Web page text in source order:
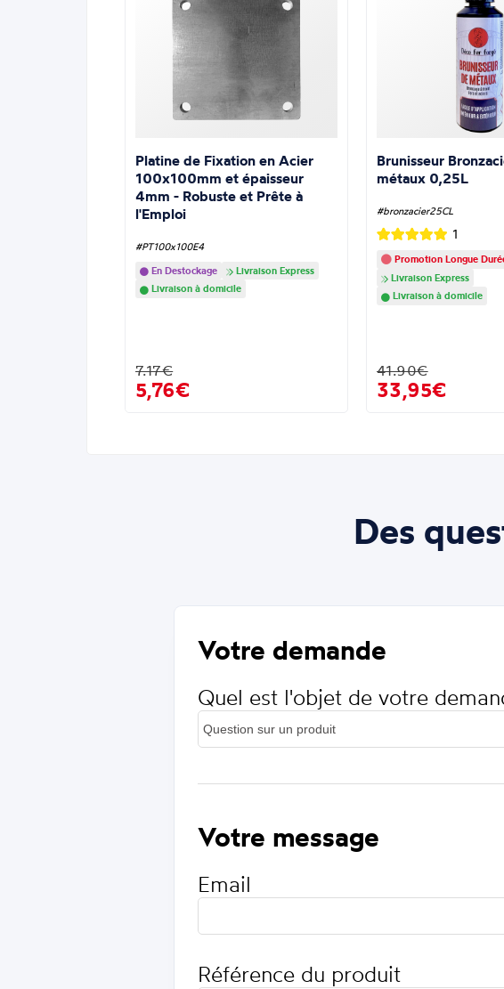
Platine de Fixation en Acier
100x100mm et épaisseur
4mm - Robuste et Prête à
l'Emploi
#PT100x100E4
En Destockage
Livraison Express
Livraison à domicile
7.17€
5,76€
Brunisseur
métaux 0,25L
#bronzacier25CL
1
Promotion Longue
Livraison Express
Livraison à domicile
41.90€
33,95€
Des
Votre demande
Quel est l'objet de votre
Votre message
Email
Référence du produit